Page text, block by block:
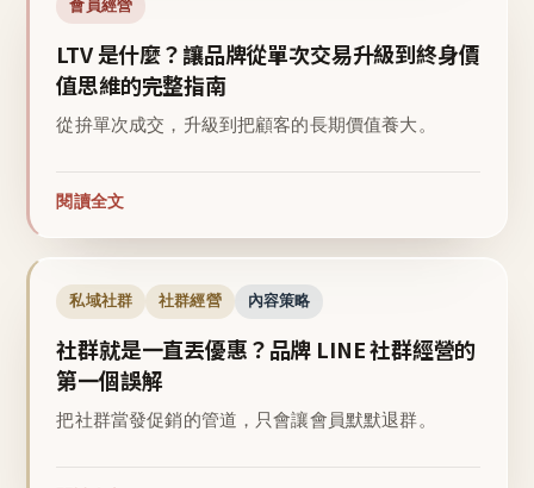
會員經營
LTV 是什麼？讓品牌從單次交易升級到終身價
值思維的完整指南
從拚單次成交，升級到把顧客的長期價值養大。
閱讀全文
私域社群 社群經營 內容策略
社群就是一直丟優惠？品牌 LINE 社群經營的
第一個誤解
把社群當發促銷的管道，只會讓會員默默退群。